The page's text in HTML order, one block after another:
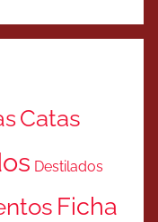
Catas
Destilados
Ficha